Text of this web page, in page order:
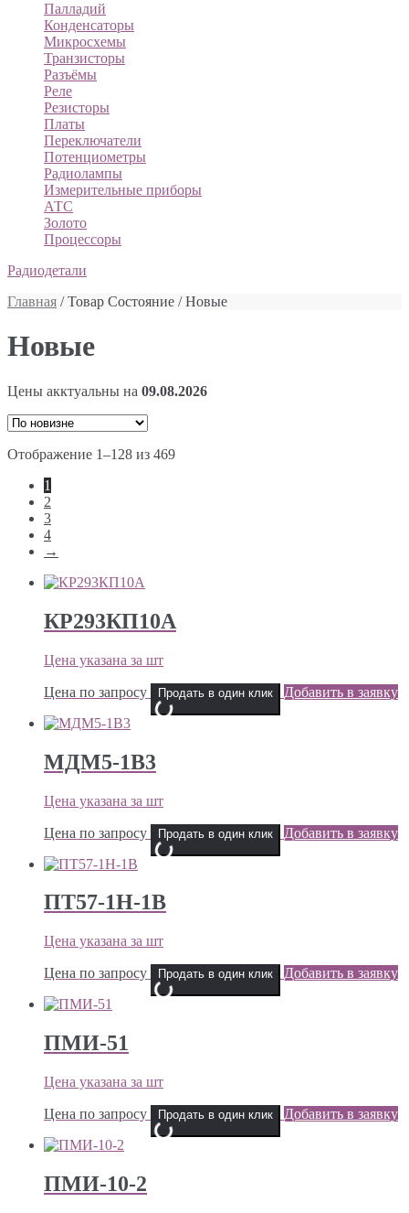
Палладий
Конденсаторы
Микросхемы
Транзисторы
Разъёмы
Реле
Резисторы
Платы
Переключатели
Потенциометры
Радиолампы
Измерительные приборы
АТС
Золото
Процессоры
Радиодетали
Главная / Товар Состояние / Новые
Новые
Цены акктуальны на 09.08.2026
Отображение 1–128 из 469
1
2
3
4
→
КР293КП10А
Цена указана за шт
Цена по запросу Продать в один клик Добавить в заявку
МДМ5-1В3
Цена указана за шт
Цена по запросу Продать в один клик Добавить в заявку
ПТ57-1Н-1В
Цена указана за шт
Цена по запросу Продать в один клик Добавить в заявку
ПМИ-51
Цена указана за шт
Цена по запросу Продать в один клик Добавить в заявку
ПМИ-10-2